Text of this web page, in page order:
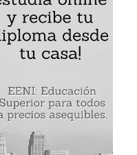
(5 ECTS)
(4 ECTS)
(1 ECTS)
«Islam, Ética y